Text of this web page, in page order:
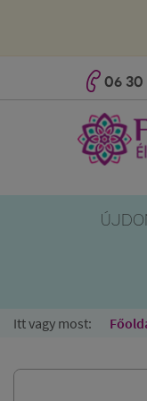
06 30
Itt vagy most: